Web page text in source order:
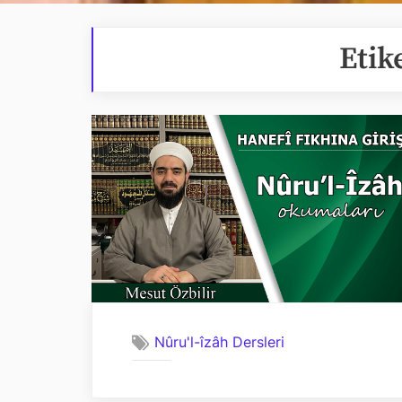
Nûru'l-îzâh Dersleri